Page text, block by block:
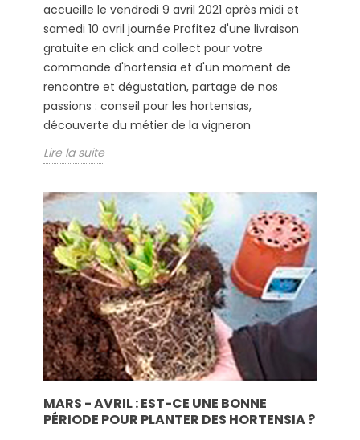
accueille le vendredi 9 avril 2021 après midi et
samedi 10 avril journée Profitez d'une livraison
gratuite en click and collect pour votre
commande d'hortensia et d'un moment de
rencontre et dégustation, partage de nos
passions : conseil pour les hortensias,
découverte du métier de la vigneron
Lire la suite
MARS - AVRIL : EST-CE UNE BONNE
PÉRIODE POUR PLANTER DES HORTENSIA ?